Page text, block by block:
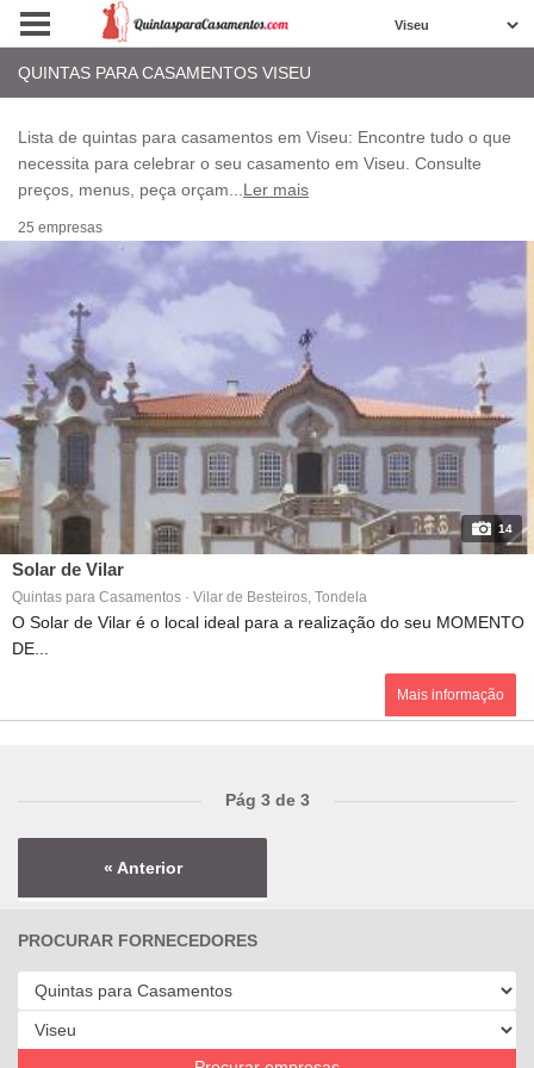
QUINTAS PARA CASAMENTOS VISEU
Lista de quintas para casamentos em Viseu: Encontre tudo o que
necessita para celebrar o seu casamento em Viseu. Consulte
preços, menus, peça orçam
Ler mais
25 empresas
14
Solar de Vilar
Quintas para Casamentos · Vilar de Besteiros, Tondela
O Solar de Vilar é o local ideal para a realização do seu MOMENTO
DE...
Mais informação
Pág 3 de 3
« Anterior
PROCURAR FORNECEDORES